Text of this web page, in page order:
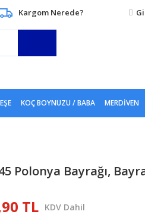
Kargom Nerede?
KOÇ BOYNUZU / BABA MERDIVEN
Polonya Bayrağı,
TL KDV Dahil